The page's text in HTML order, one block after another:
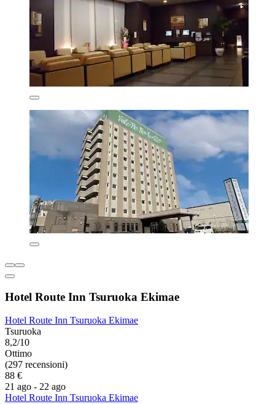
Hotel Route Inn Tsuruoka Ekimae
Hotel Route Inn Tsuruoka Ekimae
Tsuruoka
8,2/10
Ottimo
(297 recensioni)
88 €
21 ago - 22 ago
Hotel Route Inn Tsuruoka Ekimae